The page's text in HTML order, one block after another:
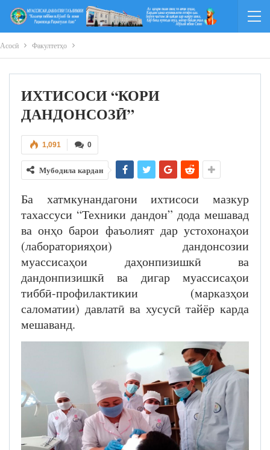
Асосӣ Факултетҳо
ИХТИСОСИ “КОРИ
ДАНДОНСОЗӢ”
0
1,091
Мубодила кардан
Ба хатмкунандагони ихтисоси мазкур
тахассуси “Техники дандон” дода мешавад
ва онҳо барои фаъолият дар устохонаҳои
(лабораторияҳои) дандонсозии
муассисаҳои даҳонпизишкӣ ва
дандонпизишкӣ ва дигар муассисаҳои
тиббӣ-профилактикии (марказҳои
саломатии) давлатӣ ва хусусӣ тайёр карда
мешаванд.